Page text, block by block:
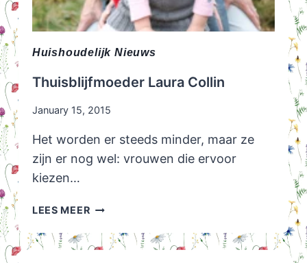
Huishoudelijk Nieuws
Thuisblijfmoeder Laura Collin
January 15, 2015
Het worden er steeds minder, maar ze
zijn er nog wel: vrouwen die ervoor
kiezen…
LEES MEERTHUISBLIJFMOEDER
COLLIN